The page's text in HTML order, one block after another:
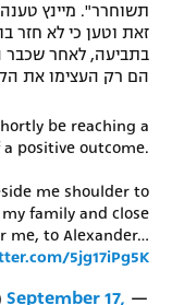
תקנון פעילות
רשיון להקרנה
הצטרפות לחבילת
תגיות
תשוחרר". מיינץ
זאת וטען כי לא חזר
בתביעה, לאחר שכבר
הם רק העצימו את
be reaching a
positive outcome.
me shoulder to
family and close
me, to Alexander…
5jg17iPg5K
— Anwar El Ghazi (@elghazi1995)
September 17,